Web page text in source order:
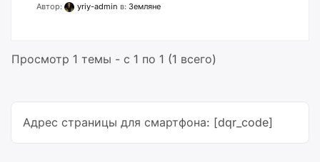
Автор: yriy-admin в: Земляне
Просмотр 1 темы - с 1 по 1 (1 всего)
Адрес страницы для смартфона: [dqr_code]